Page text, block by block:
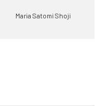
Maria Satomi Shoji